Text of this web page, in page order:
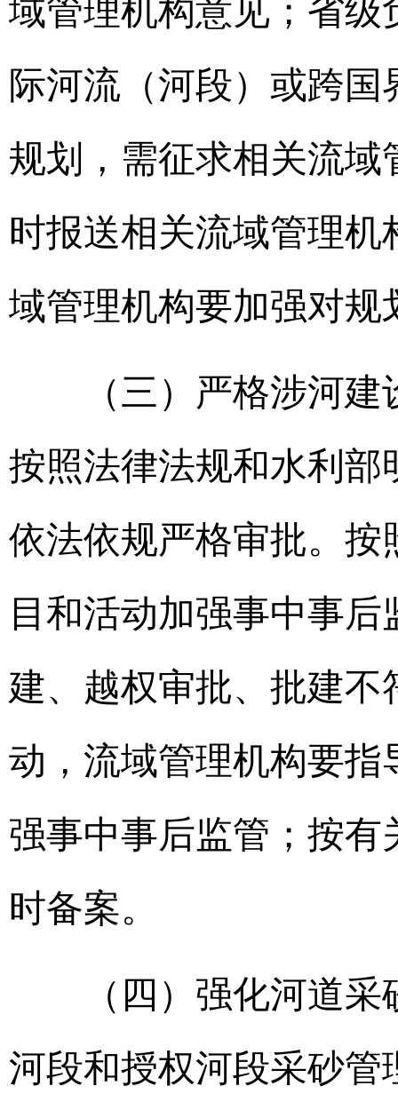
域管理机构意见；省
际河流（河段）或跨
规划，需征求相关流
时报送相关流域管理
域管理机构要加强对
（三）严格涉河建
按照法律法规和水利
依法依规严格审批。按
目和活动加强事中事
建、越权审批、批建
动，流域管理机构要
强事中事后监管；按
时备案。
（四）强化河道采
河段和授权河段采砂